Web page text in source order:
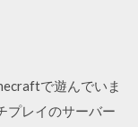
で遊んでいま
プレイのサーバー